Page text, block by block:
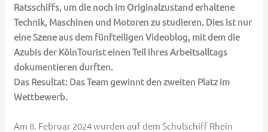
Ratsschiffs, um die noch im Originalzustand erhaltene
Technik, Maschinen und Motoren zu studieren. Dies ist nur
eine Szene aus dem fünfteiligen Videoblog, mit dem die
Azubis der KölnTourist einen Teil ihres Arbeitsalltags
dokumentieren durften.
Das Resultat: Das Team gewinnt den zweiten Platz im
Wettbewerb.
Am 8. Februar 2024 wurden auf dem Schulschiff Rhein